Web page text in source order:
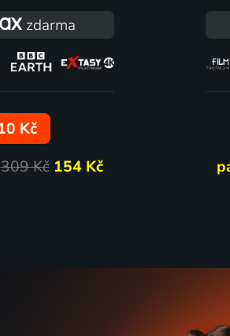
zdarma
Kč
309 Kč 154 Kč